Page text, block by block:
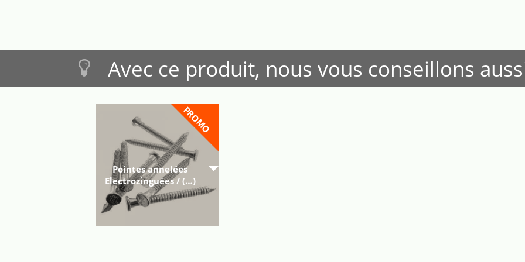
Avec ce produit, nous vous conseillons
Pointes annelées
Electrozinguées / (…)
PROMO